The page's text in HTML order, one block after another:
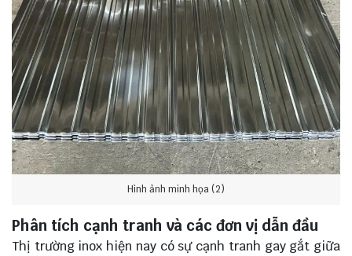
Hình ảnh minh họa (2)
Phân tích cạnh tranh và các đơn vị dẫn đầu
Thị trường inox hiện nay có sự cạnh tranh gay gắt giữa